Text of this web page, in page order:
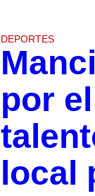
DEPORTES
por el
local